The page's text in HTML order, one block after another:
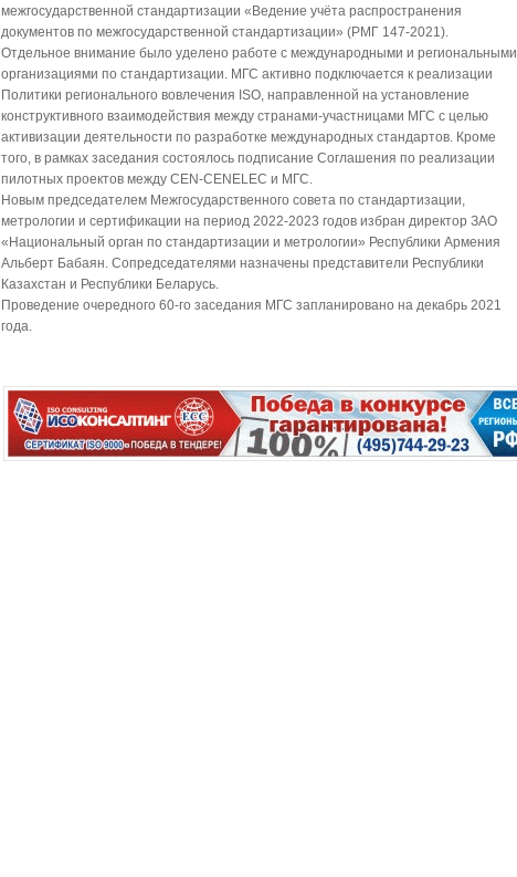
межгосударственной стандартизации «Ведение учёта распространения
документов по межгосударственной стандартизации» (РМГ 147-2021).
Отдельное внимание было уделено работе с международными и региональными
организациями по стандартизации. МГС активно подключается к реализации
Политики регионального вовлечения ISO, направленной на установление
конструктивного взаимодействия между странами-участницами МГС с целью
активизации деятельности по разработке международных стандартов. Кроме
того, в рамках заседания состоялось подписание Соглашения по реализации
пилотных проектов между CEN-CENELEC и МГС.
Новым председателем Межгосударственного совета по стандартизации,
метрологии и сертификации на период 2022-2023 годов избран директор ЗАО
«Национальный орган по стандартизации и метрологии» Республики Армения
Альберт Бабаян. Сопредседателями назначены представители Республики
Казахстан и Республики Беларусь.
Проведение очередного 60-го заседания МГС запланировано на декабрь 2021
года.